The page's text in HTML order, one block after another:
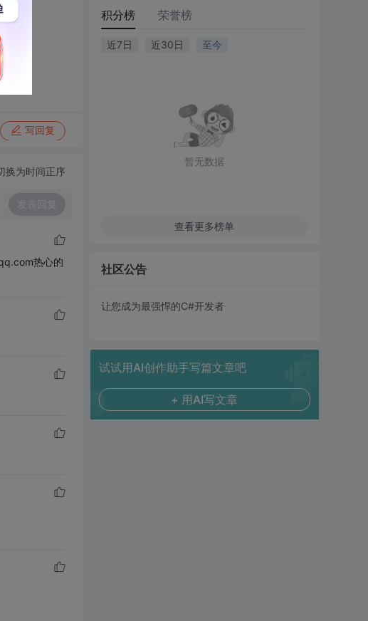
写回复
换为时间正序
发表回复
热心的
积分榜 荣誉榜
近7日 近30日 至今
暂无数据
查看更多榜单
社区公告
让您成为最强悍的C#开发者
试试用AI创作助手写篇文章吧
+ 用AI写文章